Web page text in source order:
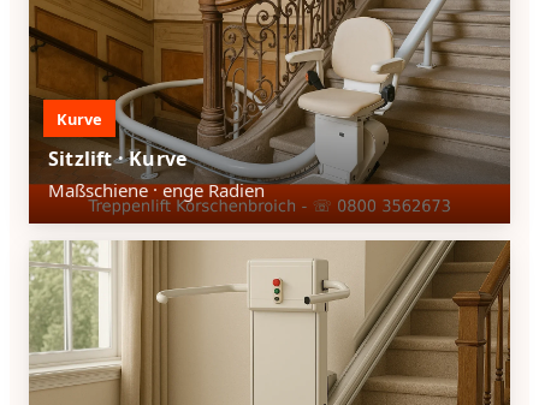
Kurve
Sitzlift · Kurve
Maßschiene · enge Radien